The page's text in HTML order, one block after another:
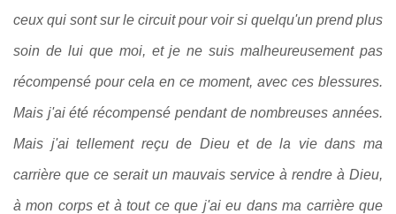
ceux qui sont sur le circuit pour voir si quelqu'un prend plus
soin de lui que moi, et je ne suis malheureusement pas
récompensé pour cela en ce moment, avec ces blessures.
Mais j'ai été récompensé pendant de nombreuses années.
Mais j'ai tellement reçu de Dieu et de la vie dans ma
carrière que ce serait un mauvais service à rendre à Dieu,
à mon corps et à tout ce que j'ai eu dans ma carrière que